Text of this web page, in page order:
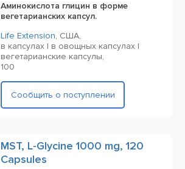
Аминокислота глицин в форме
вегетарианских капсул.
Life Extension, США,
в капсулах | в овощных капсулах |
вегетарианские капсулы,
100
Сообщить о поступлении
MST, L-Glycine 1000 mg, 120
Capsules